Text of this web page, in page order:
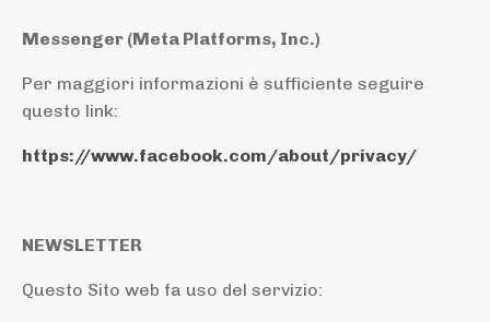
Messenger (Meta Platforms, Inc.)
Per maggiori informazioni è sufficiente seguire
questo link:
https://www.facebook.com/about/privacy/
NEWSLETTER
Questo Sito web fa uso del servizio: